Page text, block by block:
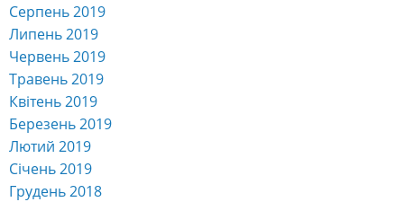
Серпень 2019
Липень 2019
Червень 2019
Травень 2019
Квітень 2019
Березень 2019
Лютий 2019
Січень 2019
Грудень 2018